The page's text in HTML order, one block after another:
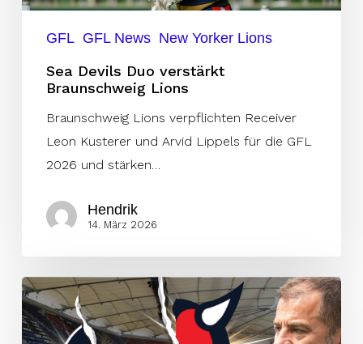
GFL GFL News New Yorker Lions
Sea Devils Duo verstärkt
Braunschweig Lions
Braunschweig Lions verpflichten Receiver
Leon Kusterer und Arvid Lippels für die GFL
2026 und stärken…
Hendrik
14. März 2026
Das
Ende
des